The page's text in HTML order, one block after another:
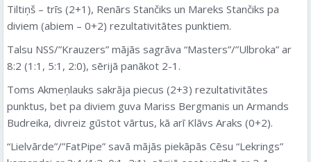
Tiltiņš – trīs (2+1), Renārs Stančiks un Mareks Stančiks pa
diviem (abiem – 0+2) rezultativitātes punktiem.
Talsu NSS/”Krauzers” mājās sagrāva “Masters”/”Ulbroka” ar
8:2 (1:1, 5:1, 2:0), sērijā panākot 2-1.
Toms Akmeņlauks sakrāja piecus (2+3) rezultativitātes
punktus, bet pa diviem guva Mariss Bergmanis un Armands
Budreika, divreiz gūstot vārtus, kā arī Klāvs Araks (0+2).
“Lielvārde”/”FatPipe” savā mājās piekāpās Cēsu “Lekrings”